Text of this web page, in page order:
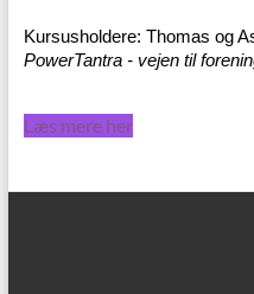
Kursusholdere: Thomas og
PowerTantra - vejen til
Læs mere her